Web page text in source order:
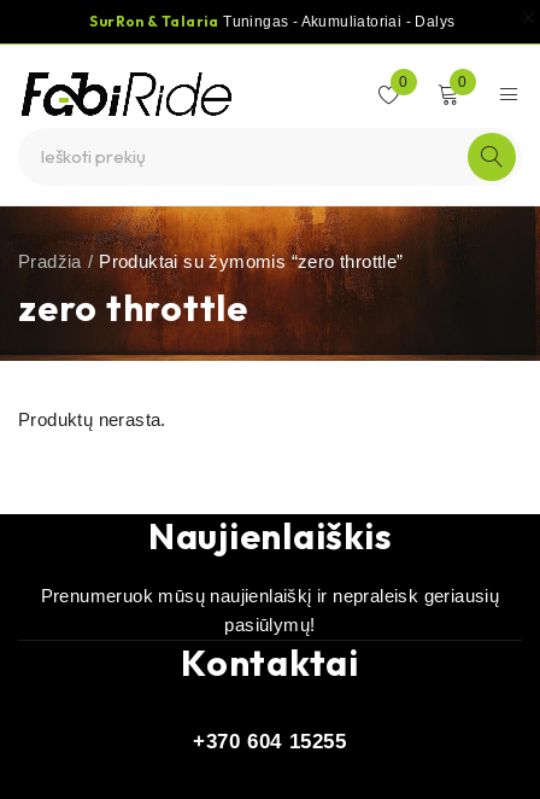
SurRon & Talaria Tuningas - Akumuliatoriai - Dalys
0 0
zero throttle
Pradžia / Produktai su žymomis “zero throttle”
Produktų nerasta.
Naujienlaiškis
Prenumeruok mūsų naujienlaiškį ir nepraleisk geriausių
pasiūlymų!
Kontaktai
+370 604 15255